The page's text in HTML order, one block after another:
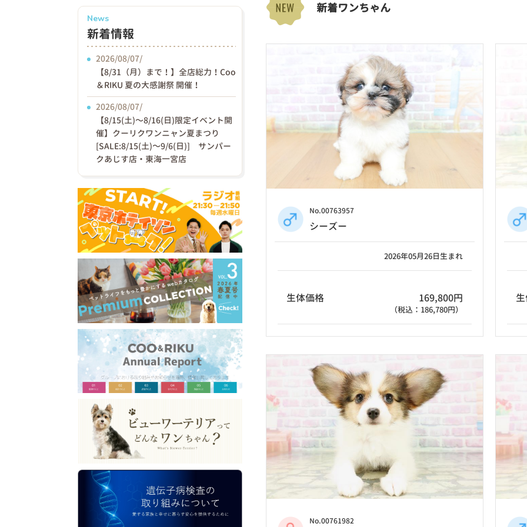
新着ワンちゃん
No.00763957
シーズー
2026年05月26日生まれ
生体価格 169,800円
（税込：186,780円）
No.00761982
News
新着情報
2026/08/07/
【8/31（月）まで！】全店総力！Coo
＆RIKU 夏の大感謝祭 開催！
2026/08/07/
【8/15(土)〜8/16(日)限定イベント開
催】クーリクワンニャン夏まつり
[SALE:8/15(土)～9/6(日)] サンパー
クあじす店・東海一宮店